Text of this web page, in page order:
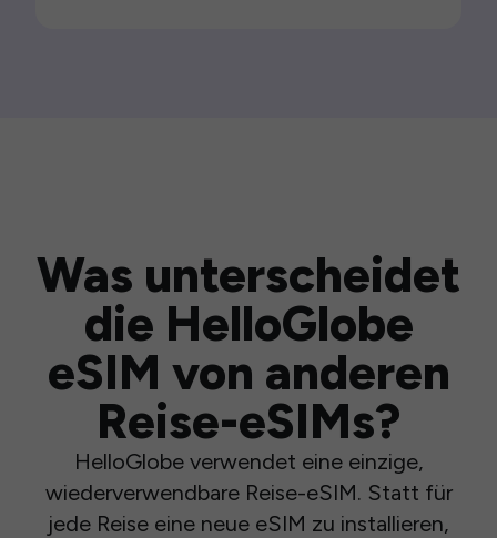
Was unterscheidet
die HelloGlobe
eSIM von anderen
Reise-eSIMs?
HelloGlobe verwendet eine einzige,
wiederverwendbare Reise-eSIM. Statt für
jede Reise eine neue eSIM zu installieren,